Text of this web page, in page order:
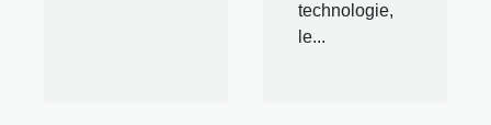
technologie,
le...